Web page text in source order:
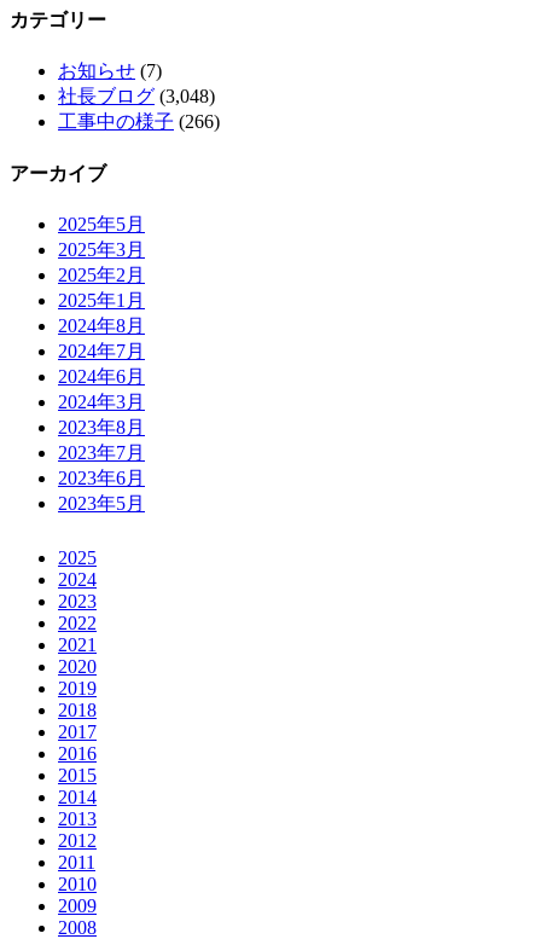
カテゴリー
お知らせ (7)
社長ブログ (3,048)
工事中の様子 (266)
アーカイブ
2025年5月
2025年3月
2025年2月
2025年1月
2024年8月
2024年7月
2024年6月
2024年3月
2023年8月
2023年7月
2023年6月
2023年5月
2025
2024
2023
2022
2021
2020
2019
2018
2017
2016
2015
2014
2013
2012
2011
2010
2009
2008